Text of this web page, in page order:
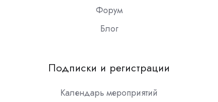
Форум
Блог
Подписки и регистрации
Календарь мероприятий